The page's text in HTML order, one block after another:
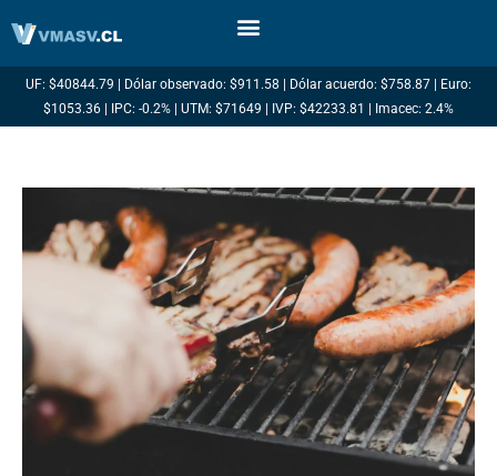
UF: $40844.79 | Dólar observado: $911.58 | Dólar acuerdo: $758.87 | Euro:
$1053.36 | IPC: -0.2% | UTM: $71649 | IVP: $42233.81 | Imacec: 2.4%